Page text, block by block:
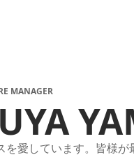
MANAGER
を愛しています。皆様が